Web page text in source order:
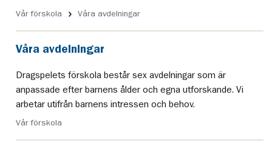
Vår förskola Våra avdelningar
Våra avdelningar
Dragspelets förskola består sex avdelningar som är
anpassade efter barnens ålder och egna utforskande. Vi
arbetar utifrån barnens intressen och behov.
Vår förskola